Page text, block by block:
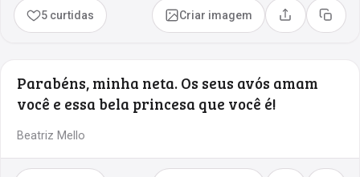
5 curtidas Criar imagem Compartilhar
Copiar
Parabéns, minha neta. Os seus avós amam
você e essa bela princesa que você é!
Beatriz Mello